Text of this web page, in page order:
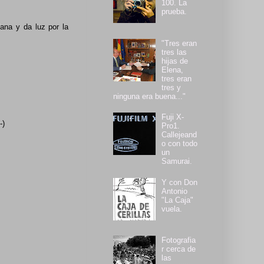
y da luz por la
)
100. La
prueba.
"Tres eran
tres las
hijas de
Elena,
tres eran
tres y
ninguna era buena..."
Fuji X-
Pro1.
Callejeand
o con todo
un
Samurai.
Y con Don
Antonio
"La Caja"
vuela.
Fotografia
r cerca de
las